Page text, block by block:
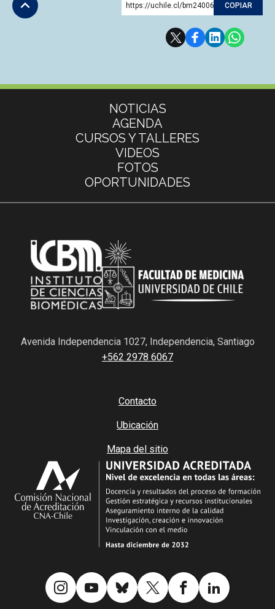
https://uchile.cl/bm240069 COPIAR
NOTICIAS
AGENDA
CURSOS Y TALLERES
VIDEOS
FOTOS
OPORTUNIDADES
Avenida Independencia 1027, Independencia, Santiago
+562 2978 6067
Contacto
Ubicación
Mapa del sitio